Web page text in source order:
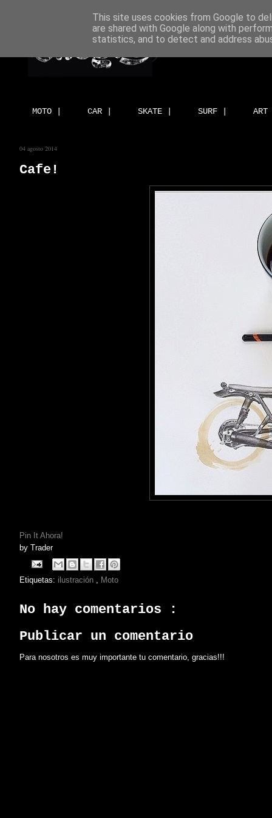
MOTO | CAR | SKATE | SURF |
04 agosto 2014
Cafe!
Pin It Ahora!
by Trader
Etiquetas: ilustración Moto
No hay comentarios :
Publicar un comentario
Para nosotros es muy importante tu comentario, gracias!!!
This site uses cookies from Google to
are shared with Google along with
statistics, and to detect and address